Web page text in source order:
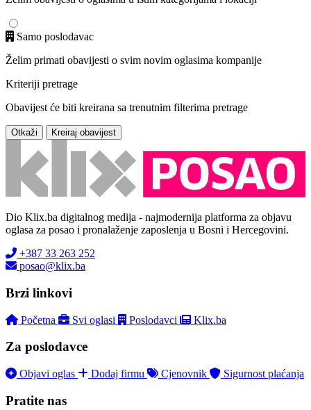
Samo poslodavac
Želim primati obavijesti o svim novim oglasima kompanije
Kriteriji pretrage
Obavijest će biti kreirana sa trenutnim filterima pretrage
Otkaži Kreiraj obavijest
Dio Klix.ba digitalnog medija - najmodernija platforma za objavu
oglasa za posao i pronalaženje zaposlenja u Bosni i Hercegovini.
+387 33 263 252
posao@klix.ba
Brzi linkovi
Početna Svi oglasi Poslodavci Klix.ba
Za poslodavce
Objavi oglas Dodaj firmu Cjenovnik Sigurnost plaćanja
Pratite nas